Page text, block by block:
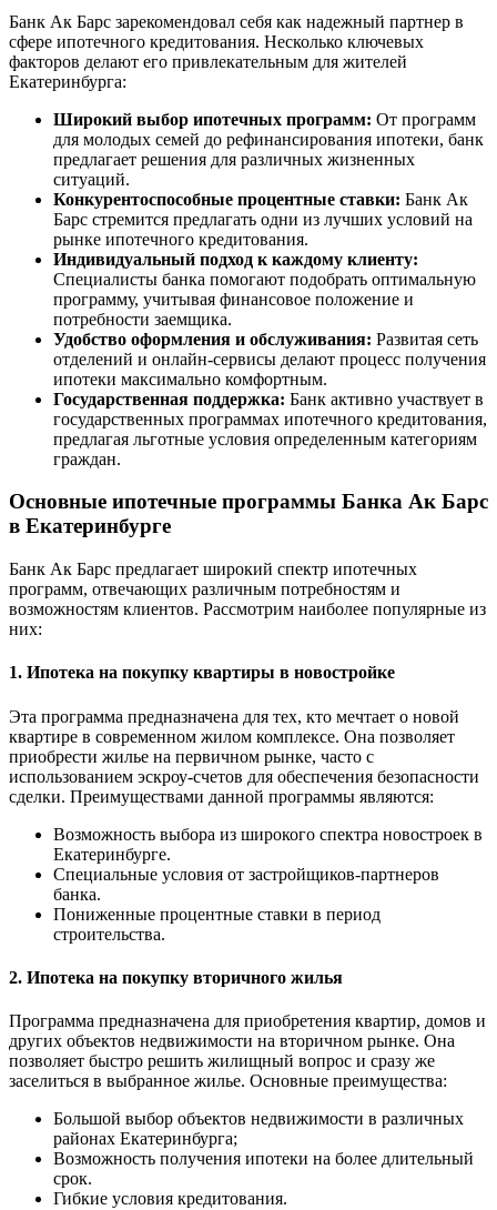
Банк Ак Барс зарекомендовал себя как надежный партнер в
сфере ипотечного кредитования. Несколько ключевых
факторов делают его привлекательным для жителей
Екатеринбурга:
Широкий выбор ипотечных программ: От программ
для молодых семей до рефинансирования ипотеки, банк
предлагает решения для различных жизненных
ситуаций.
Конкурентоспособные процентные ставки: Банк Ак
Барс стремится предлагать одни из лучших условий на
рынке ипотечного кредитования.
Индивидуальный подход к каждому клиенту:
Специалисты банка помогают подобрать оптимальную
программу, учитывая финансовое положение и
потребности заемщика.
Удобство оформления и обслуживания: Развитая сеть
отделений и онлайн-сервисы делают процесс получения
ипотеки максимально комфортным.
Государственная поддержка: Банк активно участвует в
государственных программах ипотечного кредитования,
предлагая льготные условия определенным категориям
граждан.
Основные ипотечные программы Банка Ак Барс
в Екатеринбурге
Банк Ак Барс предлагает широкий спектр ипотечных
программ, отвечающих различным потребностям и
возможностям клиентов. Рассмотрим наиболее популярные из
них:
1. Ипотека на покупку квартиры в новостройке
Эта программа предназначена для тех, кто мечтает о новой
квартире в современном жилом комплексе. Она позволяет
приобрести жилье на первичном рынке, часто с
использованием эскроу-счетов для обеспечения безопасности
сделки. Преимуществами данной программы являются:
Возможность выбора из широкого спектра новостроек в
Екатеринбурге.
Специальные условия от застройщиков-партнеров
банка.
Пониженные процентные ставки в период
строительства.
2. Ипотека на покупку вторичного жилья
Программа предназначена для приобретения квартир, домов и
других объектов недвижимости на вторичном рынке. Она
позволяет быстро решить жилищный вопрос и сразу же
заселиться в выбранное жилье. Основные преимущества:
Большой выбор объектов недвижимости в различных
районах Екатеринбурга;
Возможность получения ипотеки на более длительный
срок.
Гибкие условия кредитования.